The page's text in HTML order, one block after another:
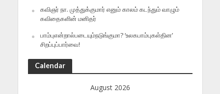
கவிஞர் நா. முத்துக்குமார் எனும் காலம் கடந்தும் வாழும்
கவிதைகளின் மனிதர்
பாம்புஎன்றால்படையும்நடுங்குமா? ‘உலகபாம்புகள்தின’
சிறப்புப்பார்வை!
Calendar
August 2026